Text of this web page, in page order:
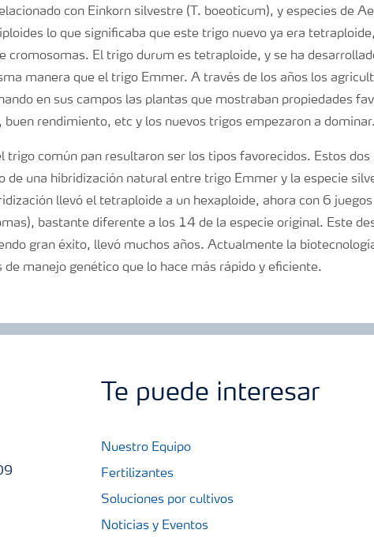
con Einkorn silvestre (T. boeoticum), y especies de
lo que significaba que este trigo nuevo ya era
cromosomas. El trigo durum es tetraploide, y se ha
manera que el trigo Emmer. A través de los años los
en sus campos las plantas que mostraban propiedades
buen rendimiento, etc y los nuevos trigos empezaron a dominar.
trigo común pan resultaron ser los tipos favorecidos. Estos
de una hibridización natural entre trigo Emmer y la especie
llevó el tetraploide a un hexaploide, ahora con 6
bastante diferente a los 14 de la especie original. Este
gran éxito, llevó muchos años. Actualmente la
de manejo genético que lo hace más rápido y eficiente.
Te puede interesar
Nuestro Equipo
Fertilizantes
Soluciones por cultivos
Noticias y Eventos